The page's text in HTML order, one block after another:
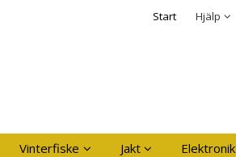
Start Hjälp
Säkerhet & Cookies
Kom ihåg mig
Vinterfiske Jakt Elektronik